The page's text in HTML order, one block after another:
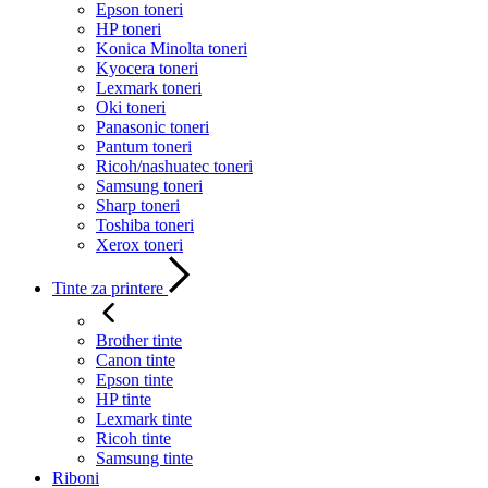
Epson toneri
HP toneri
Konica Minolta toneri
Kyocera toneri
Lexmark toneri
Oki toneri
Panasonic toneri
Pantum toneri
Ricoh/nashuatec toneri
Samsung toneri
Sharp toneri
Toshiba toneri
Xerox toneri
Tinte za printere
Brother tinte
Canon tinte
Epson tinte
HP tinte
Lexmark tinte
Ricoh tinte
Samsung tinte
Riboni